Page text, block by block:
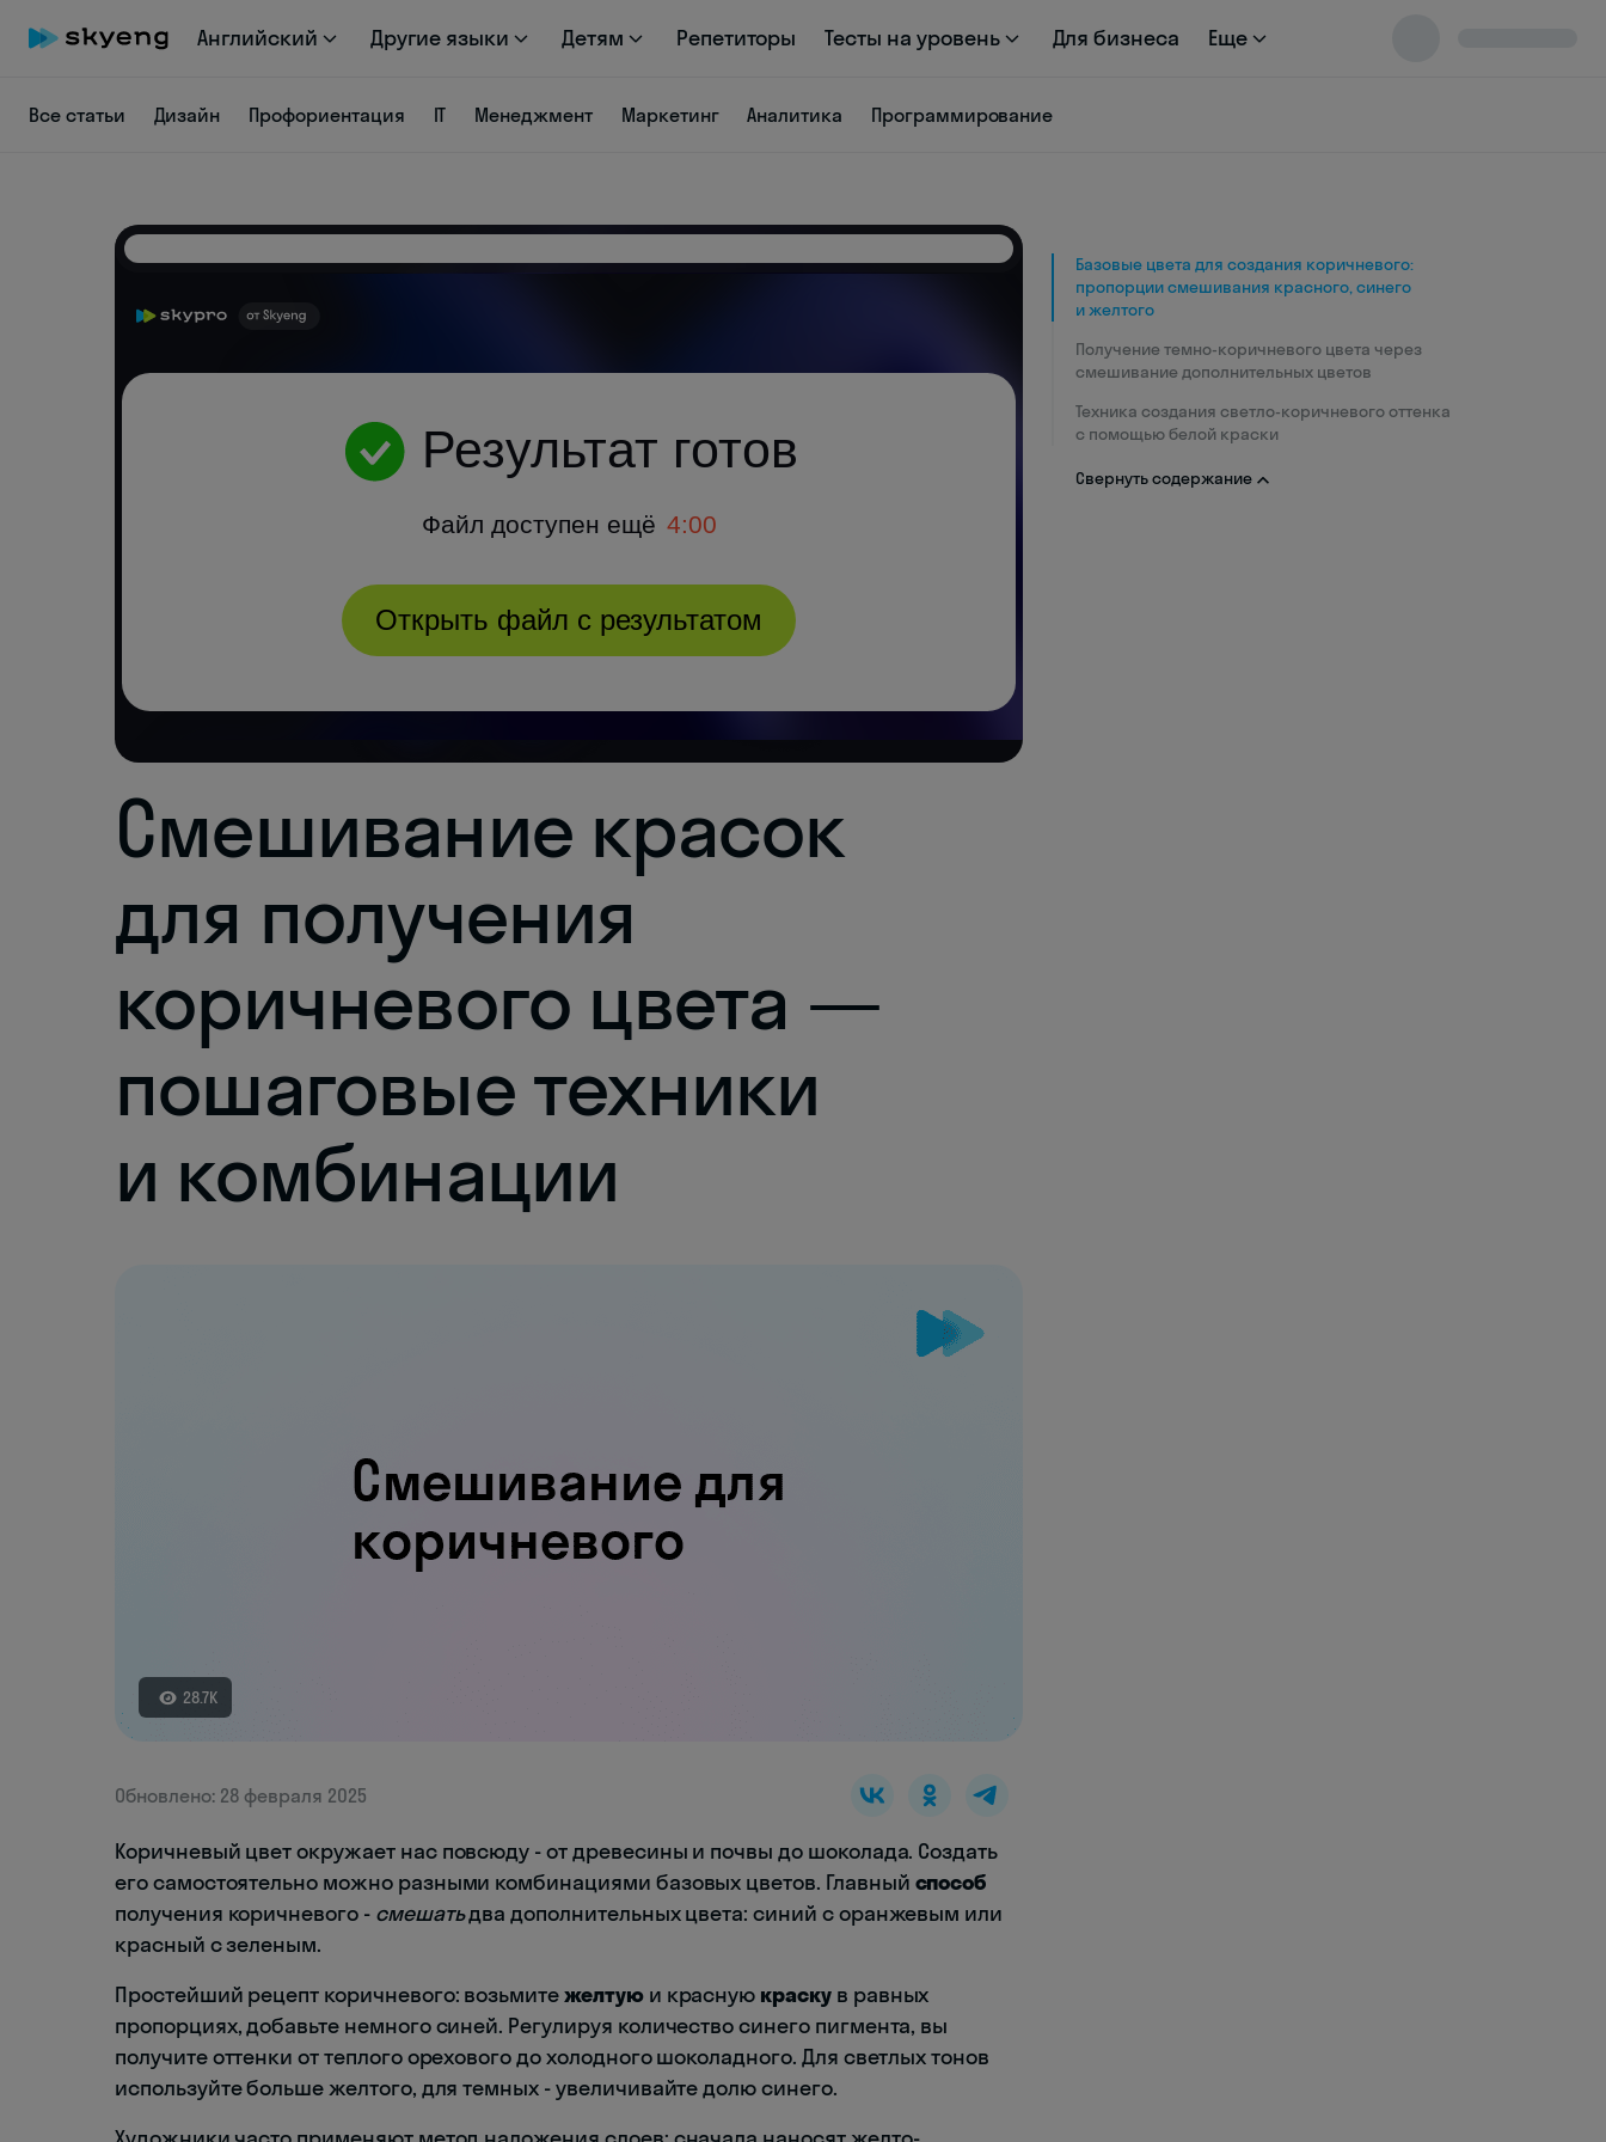
Английский Другие языки Детям Репетиторы Тесты на уровень Для бизнеса Еще
Все статьи Дизайн Профориентация IT Менеджмент Маркетинг Аналитика Программирование
Смешивание красок
для получения
коричневого цвета —
пошаговые техники
и комбинации
28.7K
Обновлено: 28 февраля 2025
Коричневый цвет окружает нас повсюду - от древесины и почвы до шоколада. Создать
его самостоятельно можно разными комбинациями базовых цветов. Главный способ
получения коричневого - смешатьдва дополнительных цвета: синий с оранжевым или
красный с зеленым.
Простейший рецепт коричневого: возьмитежелтуюи красную краскув равных
пропорциях, добавьте немного синей. Регулируя количество синего пигмента, вы
получите оттенки от теплого орехового до холодного шоколадного. Для светлых тонов
используйте больше желтого, для темных - увеличивайте долю синего.
Базовые цвета для создания коричневого:
пропорции смешивания красного, синего
и желтого
Получение темно-коричневого цвета через
смешивание дополнительных цветов
Техника создания светло-коричневого оттенка
с помощью белой краски
Свернуть содержание